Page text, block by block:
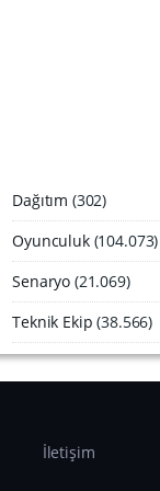
Dağıtım (302)
Oyunculuk(104.073)
Senaryo (21.069)
Teknik Ekip (38.566)
İletişim